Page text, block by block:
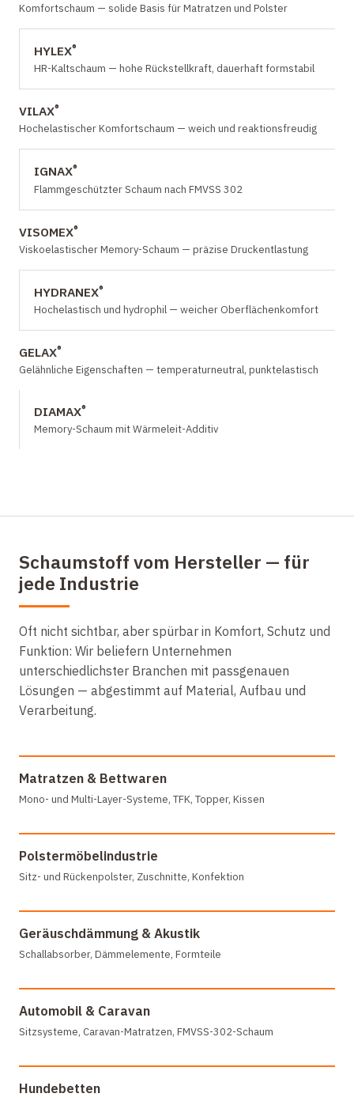
Komfortschaum — solide Basis für Matratzen und Polster
HYLEX®
HR-Kaltschaum — hohe Rückstellkraft, dauerhaft formstabil
VILAX®
Hochelastischer Komfortschaum — weich und reaktionsfreudig
IGNAX®
Flammgeschützter Schaum nach FMVSS 302
VISOMEX®
Viskoelastischer Memory-Schaum — präzise Druckentlastung
HYDRANEX®
Hochelastisch und hydrophil — weicher Oberflächenkomfort
GELAX®
Gelähnliche Eigenschaften — temperaturneutral, punktelastisch
DIAMAX®
Memory-Schaum mit Wärmeleit-Additiv
Schaumstoff vom Hersteller — für
jede Industrie
Oft nicht sichtbar, aber spürbar in Komfort, Schutz und
Funktion: Wir beliefern Unternehmen
unterschiedlichster Branchen mit passgenauen
Lösungen — abgestimmt auf Material, Aufbau und
Verarbeitung.
Matratzen & Bettwaren
Mono- und Multi-Layer-Systeme, TFK, Topper, Kissen
Polstermöbelindustrie
Sitz- und Rückenpolster, Zuschnitte, Konfektion
Geräuschdämmung & Akustik
Schallabsorber, Dämmelemente, Formteile
Automobil & Caravan
Sitzsysteme, Caravan-Matratzen, FMVSS-302-Schaum
Hundebetten